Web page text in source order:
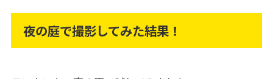
夜の庭で撮影してみた結果！